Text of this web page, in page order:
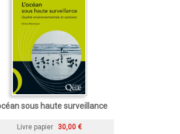
sous haute surveillance
Livre papier 30,00 €